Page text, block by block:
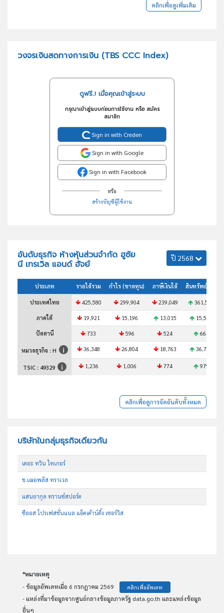
คลิกเพื่อดูเพิ่มเติม
วงจรเงินสดทางการเงิน (TBS CCC Index)
ดูฟรี..! เมื่อคุณเข้าสู่ระบบ
กรุณาเข้าสู่ระบบก่อนการใช้งาน หรือ สมัคร
สมาชิก
Sign in with Creden
Sign in with Google
Sign in with Facebook
หรือ
สร้างบัญชีผู้ใช้งาน
อันดับธุรกิจ ห้างหุ้นส่วนจำกัด ฮูซัย
นี เทรเวิล แอนด์ ฮัจย์
ปี 2568
ประเภท รายได้รวม กำไร (ขาดทุน) ภาษีเงินได้ สินทรัพย์รวม
ประเทศไทย 425,580 299,904 239,049 361,519
ภาคใต้ 19,921 15,196 13,015 15,571
ปัตตานี 733 596 524 664
หมวดธุรกิจ : H 36,348 26,804 18,763 36,714
TSIC : 49329 1,236 1,006 774 979
คลิกเพื่อดูการจัดอันดับทั้งหมด
บริษัทในกลุ่มธุรกิจเดียวกัน
เดอะ ทวิน ไทเกอร์
ช.เฌอพลัส ทราเวล
แสนยากุล ทรานซ์สปอร์ต
ซีออส โปรเฟสชั่นแนล แอ็คเค้าน์ติ้ง เซอร์วิส
*หมายเหตุ
- ข้อมูลอัพเดทเมื่อ 6 กรกฎาคม 2569
คลิกเพื่ออัพเดท
- แหล่งที่มาข้อมูลจากศูนย์กลางข้อมูลภาครัฐ data.go.th และแหล่งข้อมูล
อื่นๆ